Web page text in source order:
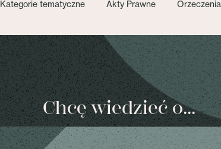
Kategorie tematyczne Akty Prawne Orzeczenia
Chcę wiedzieć o...